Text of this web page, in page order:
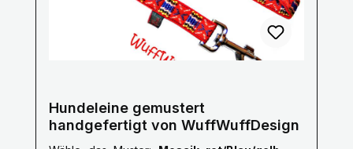
fertigen wir auch nach deinen Wünschen
auf Anfrage.Kontaktiere uns Hier! Mail:
info@wuffwuffdesign.de Phone: 0711-
Hundeleine gemustert
handgefertigt von WuffWuffDesign